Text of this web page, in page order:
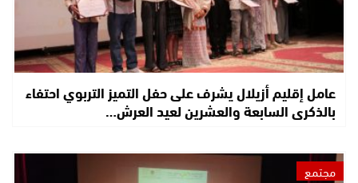
عامل إقليم أزيلال يشرف على حفل التميز التربوي احتفاء
بالذكرى السابعة والعشرين لعيد العرش…
مجتمع